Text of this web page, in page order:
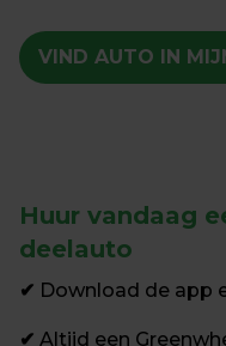
VIND AUTO IN
Huur vandaag
deelauto
✔ Download de app
✔ Altijd een